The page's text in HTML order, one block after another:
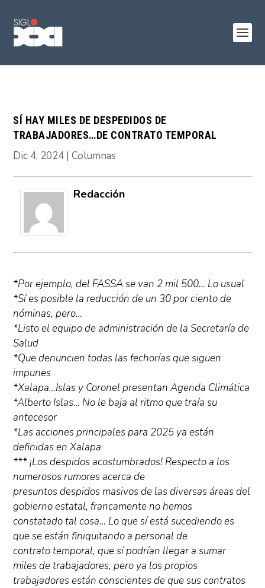
SÍ HAY MILES DE DESPEDIDOS DE
TRABAJADORES…DE CONTRATO TEMPORAL
Dic 4, 2024 |Columnas
Redacción
*Por ejemplo, del FASSA se van 2 mil 500… Lo usual
*Sí es posible la reducción de un 30 por ciento de
nóminas, pero…
*Listo el equipo de administración de la Secretaría de
Salud
*Que denuncien todas las fechorías que siguen
impunes
*Xalapa…Islas y Coronel presentan Agenda Climática
*Alberto Islas… No le baja al ritmo que traía su
antecesor
*Las acciones principales para 2025 ya están
definidas en Xalapa
*** ¡Los despidos acostumbrados! Respecto a los
numerosos rumores acerca de
presuntos despidos masivos de las diversas áreas del
gobierno estatal, francamente no hemos
constatado tal cosa… Lo que sí está sucediendo es
que se están finiquitando a personal de
contrato temporal, que sí podrían llegar a sumar
miles de trabajadores, pero ya los propios
trabajadores están conscientes de que sus contratos